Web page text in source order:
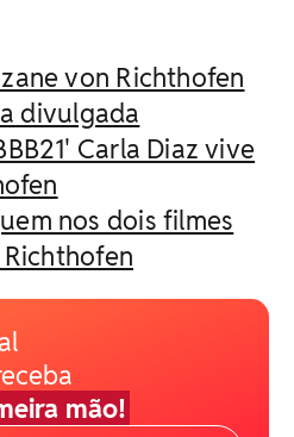
von Richthofen
divulgada
Carla Diaz vive
nos dois filmes
mão!